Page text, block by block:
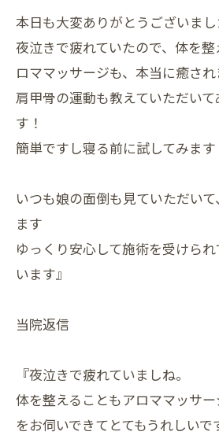
本日も大変ありがとうございま
夜泣きで疲れていたので、体を
ロママッサージも、本当に癒さ
肩甲骨の運動も教えていただい
す！
簡単ですし寝る前に試してみます
いつも娘の面倒も見ていただい
ます
ゆっくり安心して施術を受けら
います』
当院返信
『夜泣きで疲れていましね。
体を整えることもアロママッサ
をお伺いできてとてもうれしいで